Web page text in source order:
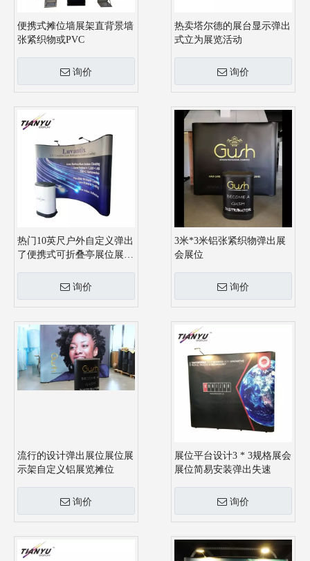
便携式摊位墙展架直背景墙
张紧织物或PVC
询价
热卖塔尔德的展台显示弹出
式立为展览活动
询价
热门10英尺户外自定义弹出
了便携式可折叠亭展位展会
询价
3米*3米铝张紧织物弹出展
会展位
询价
流行的设计弹出展位展位展
示架自定义铝展览摊位
询价
展位平台设计3 * 3规格展会
展位简易安装弹出失速
询价